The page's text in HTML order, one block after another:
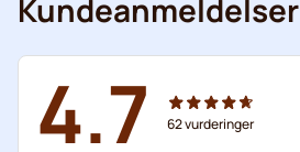
Kundeanmeldelser
4.7 62vurderinger